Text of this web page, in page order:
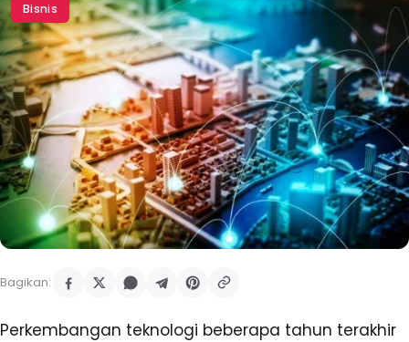
Bisnis
Bagikan:
Perkembangan teknologi beberapa tahun terakhir